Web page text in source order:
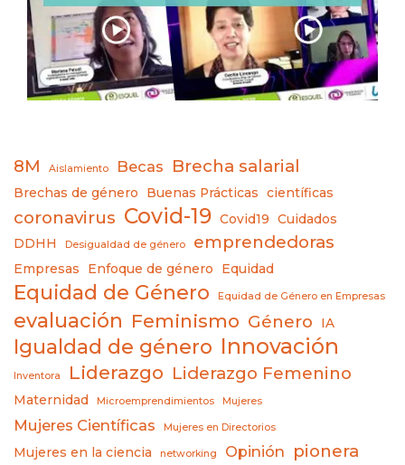
8M Aislamiento Becas Brecha salarial
Brechas de género Buenas Prácticas científicas
coronavirus Covid-19 Covid19
Cuidados
DDHH
Desigualdad de género emprendedoras
Empresas Enfoque de género Equidad
Equidad de Género Equidad de Género en Empresas
evaluación Feminismo Género IA
Igualdad de género Innovación
Inventora Liderazgo Liderazgo Femenino
Maternidad Microemprendimientos Mujeres
Mujeres Científicas Mujeres en Directorios
Mujeres en la ciencia networking Opinión pionera